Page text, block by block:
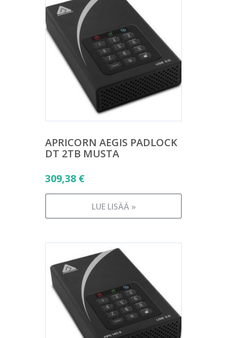
APRICORN AEGIS PADLOCK
DT 2TB MUSTA
309,38 €
LUE LISÄÄ »